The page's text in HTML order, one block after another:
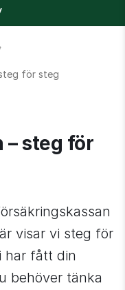
för steg
– steg för
visar vi steg för
har fått din
behöver tänka